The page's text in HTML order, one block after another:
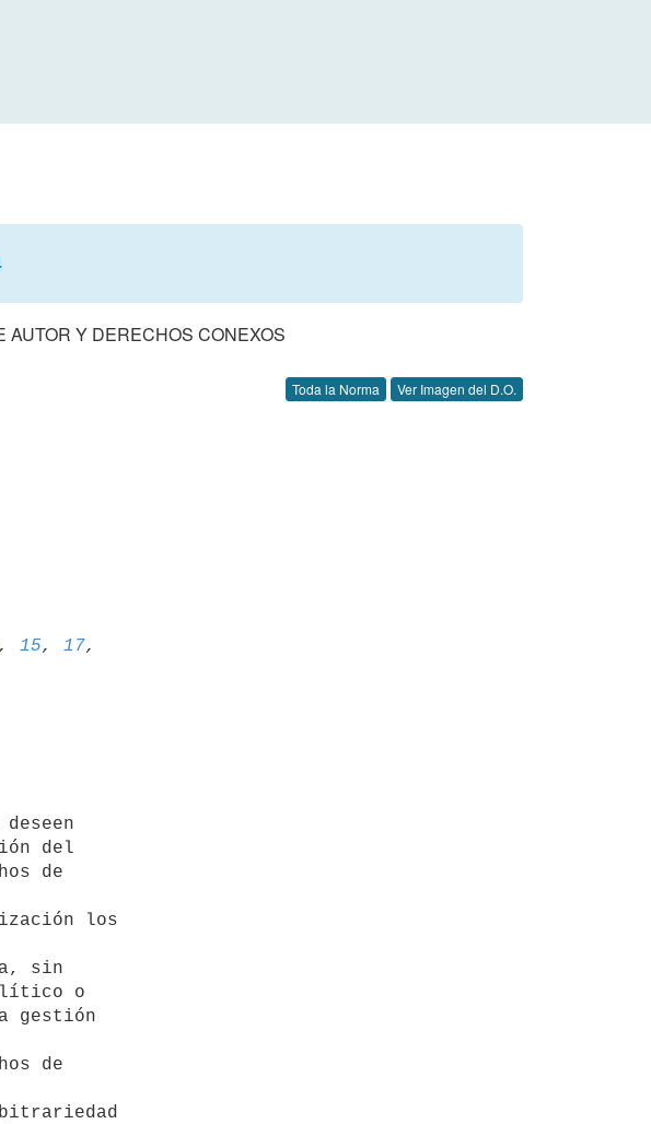
Y DERECHOS CONEXOS
Toda la Norma Ver Imagen del D.O.
, 15, 17,
del
de
o
gestión